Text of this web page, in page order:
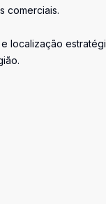
comerciais.
localização